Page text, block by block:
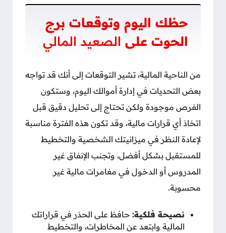
حظك اليوم وتوقعات برج
الحوت على الصعيد المالي
من الناحية المالية، تشير التوقعات إلى أنك قد تواجه
بعض التحديات في إدارة أموالك اليوم، وستكون
الفرص موجودة ولكن تحتاج إلى تحليل دقيق قبل
اتخاذ أي قرارات مالية، وقد تكون هذه الفترة مناسبة
لإعادة النظر في ميزانيتك الشخصية والتخطيط
للمستقبل بشكل أفضل، وتجنب الإنفاق غير
المدروس أو الدخول في مغامرات مالية غير
محسوبة.
نصيحة فلكية: حافظ على الحذر في قراراتك
المالية وابتعد عن المخاطرات، والتخطيط